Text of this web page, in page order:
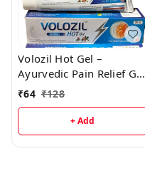
Volozil Hot Gel –
Ayurvedic Pain Relief Gel
for Joints, Muscles &
₹64 ₹128
+ Add